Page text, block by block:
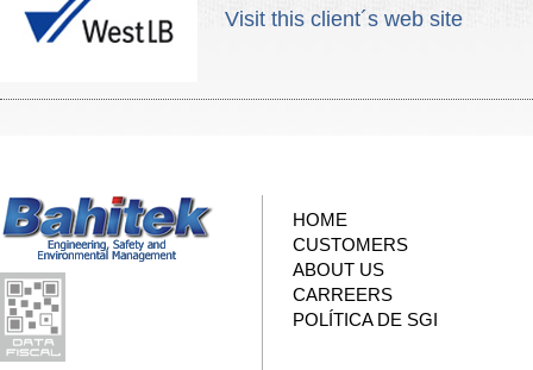
Visit this client´s web site
HOME
CUSTOMERS
ABOUT US
CARREERS
POLÍTICA DE SGI